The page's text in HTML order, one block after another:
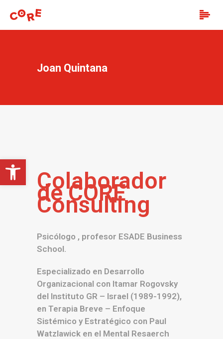
Joan Quintana
Colaborador
de CORE
Consulting
Psicólogo , profesor ESADE Business
School.
Especializado en Desarrollo
Organizacional con Itamar Rogovsky
del Instituto GR – Israel (1989-1992),
en Terapia Breve – Enfoque
Sistémico y Estratégico con Paul
Watzlawick en el Mental Resaerch
Open toolbar